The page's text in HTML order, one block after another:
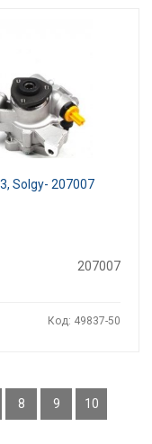
Solgy- 207007
207007
Код: 49837-50
8 9 10